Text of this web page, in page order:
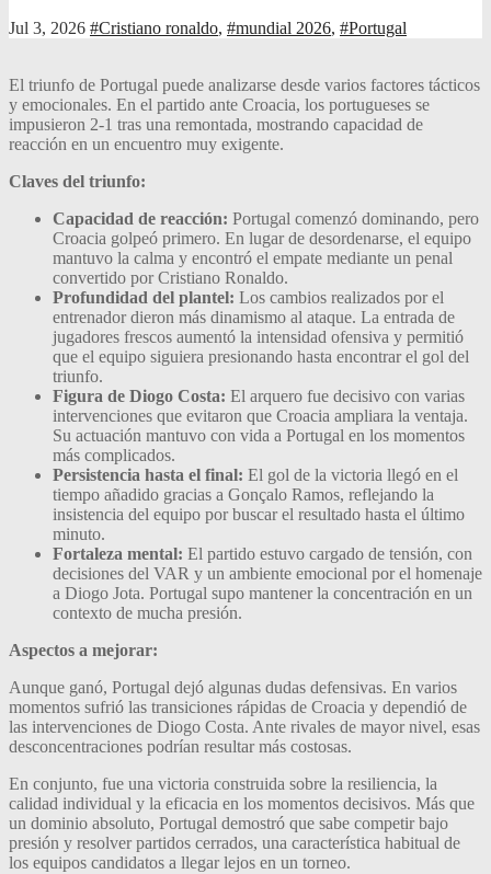
Jul 3, 2026 #Cristiano ronaldo, #mundial 2026, #Portugal
El triunfo de Portugal puede analizarse desde varios factores tácticos
y emocionales. En el partido ante Croacia, los portugueses se
impusieron 2-1 tras una remontada, mostrando capacidad de
reacción en un encuentro muy exigente.
Claves del triunfo:
Capacidad de reacción: Portugal comenzó dominando, pero
Croacia golpeó primero. En lugar de desordenarse, el equipo
mantuvo la calma y encontró el empate mediante un penal
convertido por Cristiano Ronaldo.
Profundidad del plantel: Los cambios realizados por el
entrenador dieron más dinamismo al ataque. La entrada de
jugadores frescos aumentó la intensidad ofensiva y permitió
que el equipo siguiera presionando hasta encontrar el gol del
triunfo.
Figura de Diogo Costa: El arquero fue decisivo con varias
intervenciones que evitaron que Croacia ampliara la ventaja.
Su actuación mantuvo con vida a Portugal en los momentos
más complicados.
Persistencia hasta el final: El gol de la victoria llegó en el
tiempo añadido gracias a Gonçalo Ramos, reflejando la
insistencia del equipo por buscar el resultado hasta el último
minuto.
Fortaleza mental: El partido estuvo cargado de tensión, con
decisiones del VAR y un ambiente emocional por el homenaje
a Diogo Jota. Portugal supo mantener la concentración en un
contexto de mucha presión.
Aspectos a mejorar:
Aunque ganó, Portugal dejó algunas dudas defensivas. En varios
momentos sufrió las transiciones rápidas de Croacia y dependió de
las intervenciones de Diogo Costa. Ante rivales de mayor nivel, esas
desconcentraciones podrían resultar más costosas.
En conjunto, fue una victoria construida sobre la resiliencia, la
calidad individual y la eficacia en los momentos decisivos. Más que
un dominio absoluto, Portugal demostró que sabe competir bajo
presión y resolver partidos cerrados, una característica habitual de
los equipos candidatos a llegar lejos en un torneo.